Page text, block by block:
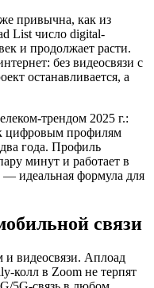
привычна, как из
List число digital-
и продолжает расти.
без видеосвязи с
останавливается, а
трендом 2025 г.:
цифровым профилям
года. Профиль
минут и работает в
— идеальная формула для
связи
и видеосвязи. Аплоад
колл в Zoom не терпят